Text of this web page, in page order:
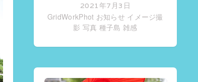
2021年7月3日
GridWorkPhot お知らせ イメージ撮
影 写真 種子島 雑感